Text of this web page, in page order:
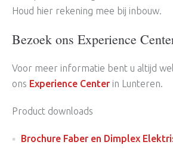
Houd hier rekening mee bij inbouw.
Bezoek ons Experience
Voor meer informatie bent u altijd
ons Experience Center in Lunteren.
Product downloads
Brochure Faber en Dimplex